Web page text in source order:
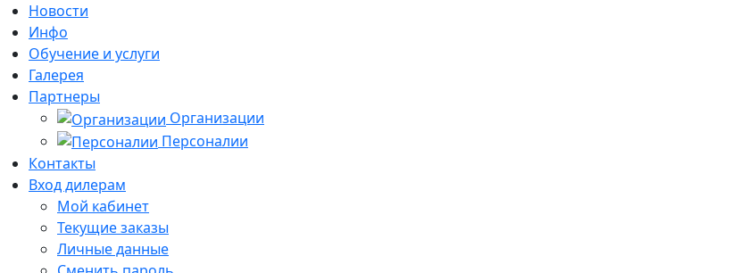
Новости
Инфо
Обучение и услуги
Галерея
Партнеры
Организации
Персоналии
Контакты
Вход дилерам
Мой кабинет
Текущие заказы
Личные данные